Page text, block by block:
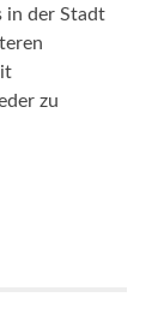
in der Stadt
zu